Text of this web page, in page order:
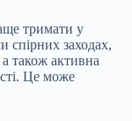
тримати у
спірних заходах,
також активна
Це може